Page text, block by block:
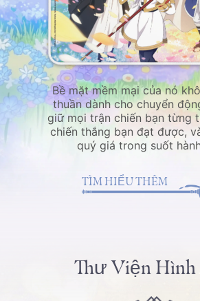
Bề mặt mềm mại của nó
thuần dành cho chuyển
giữ mọi trận chiến bạn từng
chiến thắng bạn đạt được,
quý giá trong suốt
TÌM HIỂU THÊM
Thư Viện Hình